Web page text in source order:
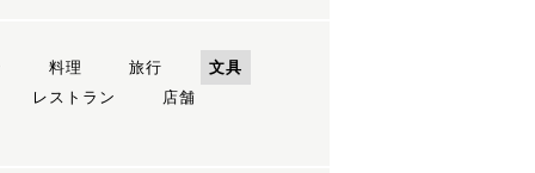
料理 旅行
文具
レストラン
店舗